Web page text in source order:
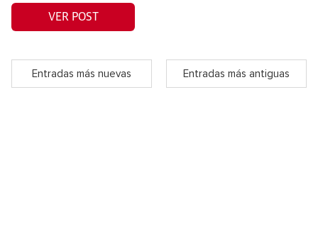
VER POST
Entradas más nuevas Entradas más antiguas